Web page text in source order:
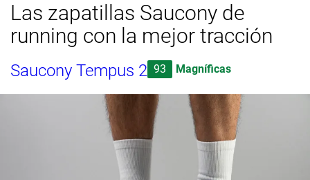
Las zapatillas Saucony de
running con la mejor tracción
Saucony Tempus 2 93 Magníficas